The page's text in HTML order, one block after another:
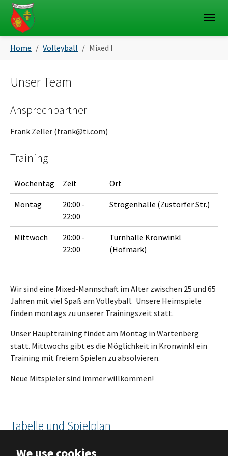
Skip to main navigation
Skip to main content
Skip to page footer
Home Volleyball Mixed I
Unser Team
Ansprechpartner
Frank Zeller (frank@ti.com)
Training
Wochentag Zeit Ort
Montag
20:00 -
22:00
Strogenhalle (Zustorfer Str.)
Mittwoch
20:00 -
22:00
Turnhalle Kronwinkl
(Hofmark)
Wir sind eine Mixed-Mannschaft im Alter zwischen 25 und 65
Jahren mit viel Spaß am Volleyball. Unsere Heimspiele
finden montags zu unserer Trainingszeit statt.
Unser Haupttraining findet am Montag in Wartenberg
statt. Mittwochs gibt es die Möglichkeit in Kronwinkl ein
Training mit freiem Spielen zu absolvieren.
Neue Mitspieler sind immer willkommen!
Tabelle und Spielplan